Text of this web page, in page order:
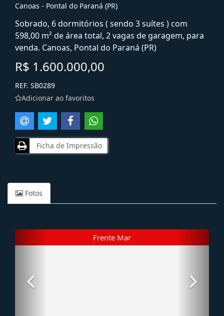
Canoas - Pontal do Paraná (PR)
Sobrado, 6 dormitórios ( sendo 3 suítes ) com
598,00 m² de área total, 2 vagas de garagem, para
venda. Canoas, Pontal do Paraná (PR)
R$ 1.600.000,00
REF. SB0289
Adicionar ao favoritos
Ficha de Impressão
Fotos